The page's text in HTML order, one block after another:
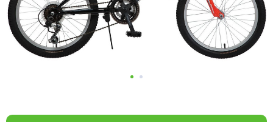
в корзину
Оплачивайте сегодня только
25% картой любого банка
выбранный способом